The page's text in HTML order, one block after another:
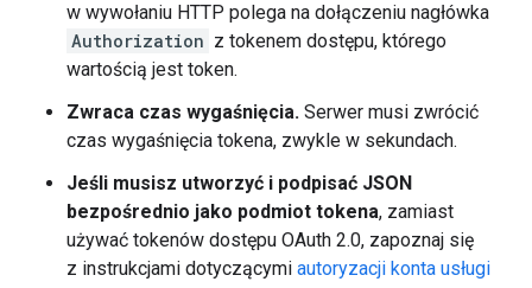
w wywołaniu HTTP polega na dołączeniu nagłówka
Authorization z tokenem dostępu, którego
wartością jest token.
Zwraca czas wygaśnięcia. Serwer musi zwrócić
czas wygaśnięcia tokena, zwykle w sekundach.
Jeśli musisz utworzyć i podpisać JSON
bezpośrednio jako podmiot tokena, zamiast
używać tokenów dostępu OAuth 2.0, zapoznaj się
z instrukcjami dotyczącymi autoryzacji konta usługi